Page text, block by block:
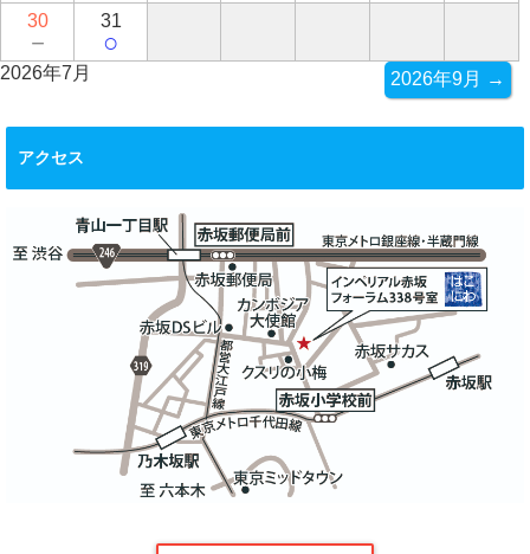
30
－
31
○
2026年7月 2026年9月 →
アクセス